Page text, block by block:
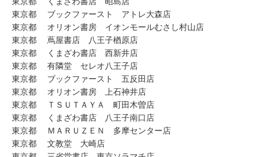
東京都 ブックファースト アトレ大森店
東京都 オリオン書房 イオンモールむさし村山店
東京都 蔦屋書店 八王子楢原店
東京都 くまざわ書店 西新井店
東京都 有隣堂 セレオ八王子店
東京都 ブックファースト 五反田店
東京都 オリオン書房 上石神井店
東京都 ＴＳＵＴＡＹＡ 町田木曽店
東京都 くまざわ書店 八王子南口店
東京都 ＭＡＲＵＺＥＮ 多摩センター店
東京都 文教堂 大崎店